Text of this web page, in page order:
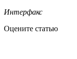
Интерфакс
Оцените статью